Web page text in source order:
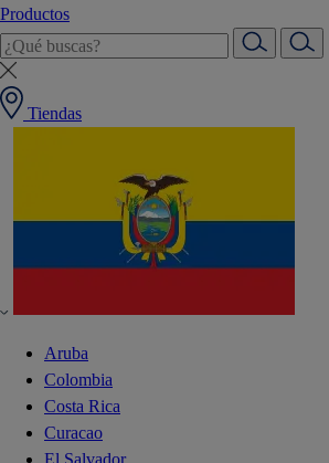
Productos
Tiendas
Aruba
Colombia
Costa Rica
Curacao
El Salvador